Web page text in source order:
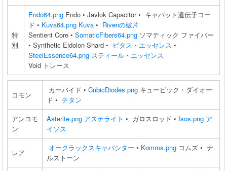
特
別
Endo64.png Endo • Javlok Capacitor • キャバット遺伝子コー
ド • Kuva64.png Kuva • Rivenの破片
Sentient Core • SomaticFibers64.png ソマティック ファイバー
• Synthetic Eidolon Shard • ビタス・エッセンス •
SteelEssence64.png スティール・エッセンス
Void トレース
コモン
カーバイド • CubicDiodes.png キュービック・ダイオー
ド • チタン
アンコモ
ン
Asterite.png アステライト • ガロスロッド • Isos.png ア
イソス
レア
オークラックスキャパシター • Komms.png コムズ • ナ
ルストーン